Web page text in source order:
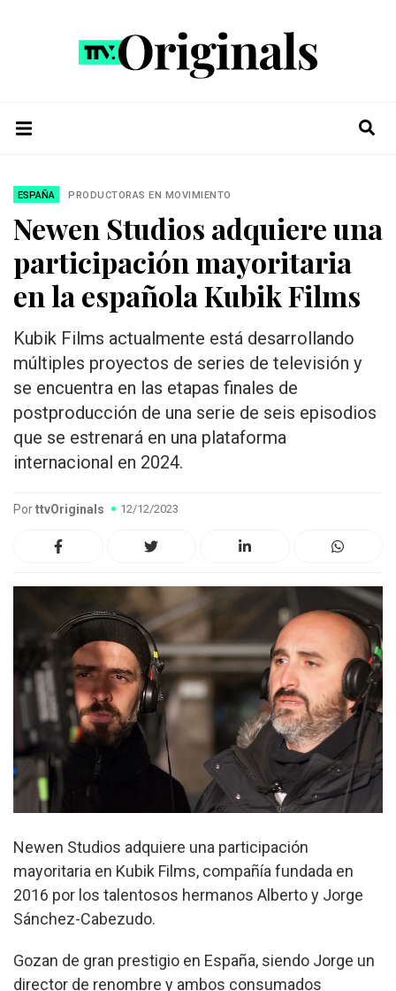
ESPAÑA PRODUCTORAS EN MOVIMIENTO
Newen Studios adquiere una
participación mayoritaria
en la española Kubik Films
Kubik Films actualmente está desarrollando
múltiples proyectos de series de televisión y
se encuentra en las etapas finales de
postproducción de una serie de seis episodios
que se estrenará en una plataforma
internacional en 2024.
PorttvOriginals 12/12/2023
Newen Studios adquiere una participación
mayoritaria en Kubik Films, compañía fundada en
2016 por los talentosos hermanos Alberto y Jorge
Sánchez-Cabezudo.
Gozan de gran prestigio en España, siendo Jorge un
director de renombre y ambos consumados